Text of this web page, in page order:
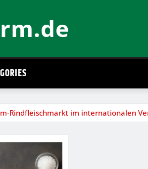
Rindfleischmarkt im internationalen